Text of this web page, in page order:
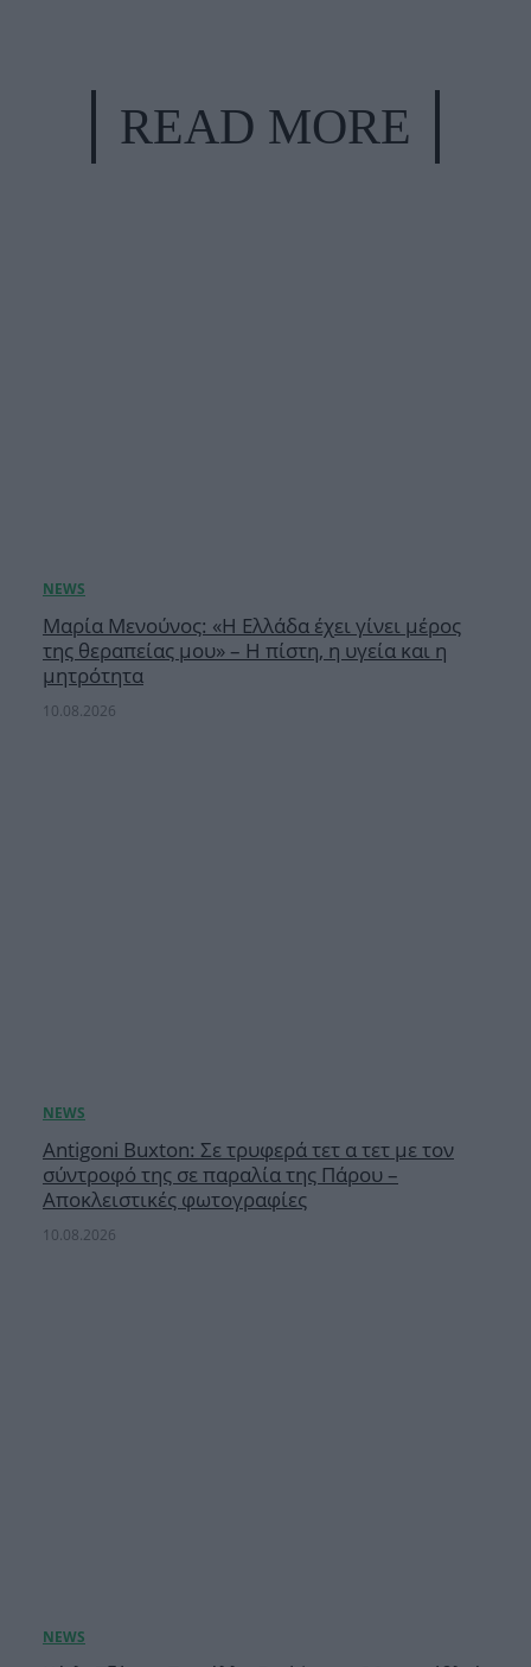
READ MORE
Μαρία Μενούνος: «Η Ελλάδα έχει γίνει μέρος
της θεραπείας μου» – Η πίστη, η υγεία και η
μητρότητα
10.08.2026
Antigoni Buxton: Σε τρυφερά τετ α τετ με τον
σύντροφό της σε παραλία της Πάρου –
Αποκλειστικές φωτογραφίες
10.08.2026